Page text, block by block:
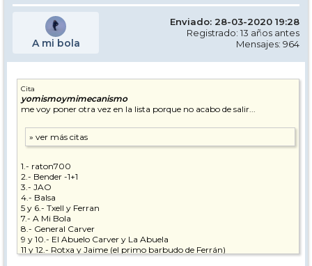
A mi bola
Enviado: 28-03-2020 19:28
Registrado: 13 años antes
Mensajes: 964
Cita
yomismoymimecanismo
me voy poner otra vez en la lista porque no acabo de salir...
1.- raton700
2.- Bender -1+1
3.- JAO
4.- Balsa
5 y 6.- Txell y Ferran
7.- A Mi Bola
8.- General Carver
9 y 10.- El Abuelo Carver y La Abuela
11 y 12.- Rotxa y Jaime (el primo barbudo de Ferrán)